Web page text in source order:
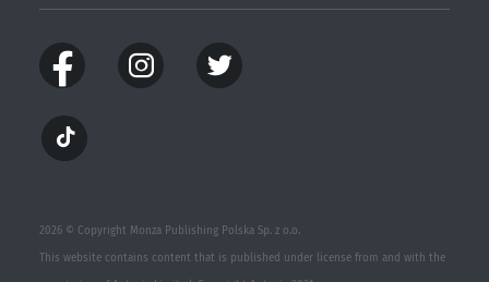
2026 © Copyright Monza Publishing Polska Sp. z o.o.
This website contains content that is published under license from and with the